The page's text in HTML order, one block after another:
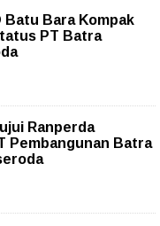
Batu Bara Kompak
PT Batra
Ranperda
Pembangunan Batra